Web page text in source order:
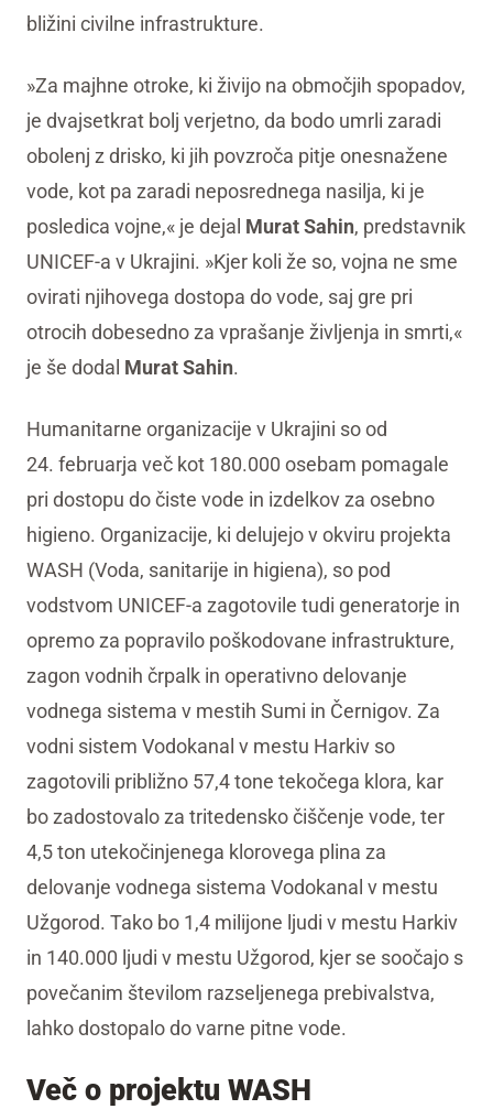
bližini civilne infrastrukture.
»Za majhne otroke, ki živijo na območjih spopadov,
je dvajsetkrat bolj verjetno, da bodo umrli zaradi
obolenj z drisko, ki jih povzroča pitje onesnažene
vode, kot pa zaradi neposrednega nasilja, ki je
posledica vojne,« je dejal Murat Sahin, predstavnik
UNICEF-a v Ukrajini. »Kjer koli že so, vojna ne sme
ovirati njihovega dostopa do vode, saj gre pri
otrocih dobesedno za vprašanje življenja in smrti,«
je še dodal MuratSahin.
Humanitarne organizacije v Ukrajini so od
24. februarja več kot 180.000 osebam pomagale
pri dostopu do čiste vode in izdelkov za osebno
higieno. Organizacije, ki delujejo v okviru projekta
WASH (Voda, sanitarije in higiena), so pod
vodstvom UNICEF-a zagotovile tudi generatorje in
opremo za popravilo poškodovane infrastrukture,
zagon vodnih črpalk in operativno delovanje
vodnega sistema v mestih Sumi in Černigov. Za
vodni sistem Vodokanal v mestu Harkiv so
zagotovili približno 57,4 tone tekočega klora, kar
bo zadostovalo za tritedensko čiščenje vode, ter
4,5 ton utekočinjenega klorovega plina za
delovanje vodnega sistema Vodokanal v mestu
Užgorod. Tako bo 1,4 milijone ljudi v mestu Harkiv
in 140.000 ljudi v mestu Užgorod, kjer se soočajo s
povečanim številom razseljenega prebivalstva,
lahko dostopalo do varne pitne vode.
Več o projektu WASH